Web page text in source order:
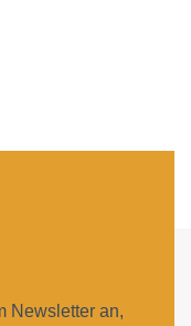
Newsletter an,